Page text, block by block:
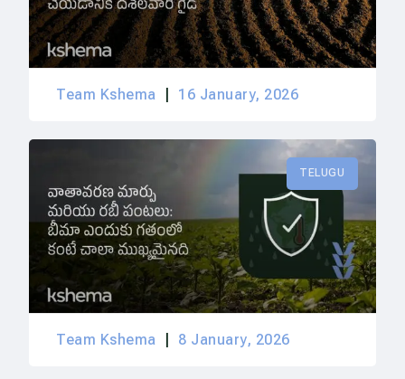
Team Kshema 16 January, 2026
TELUGU
Team Kshema 8 January, 2026